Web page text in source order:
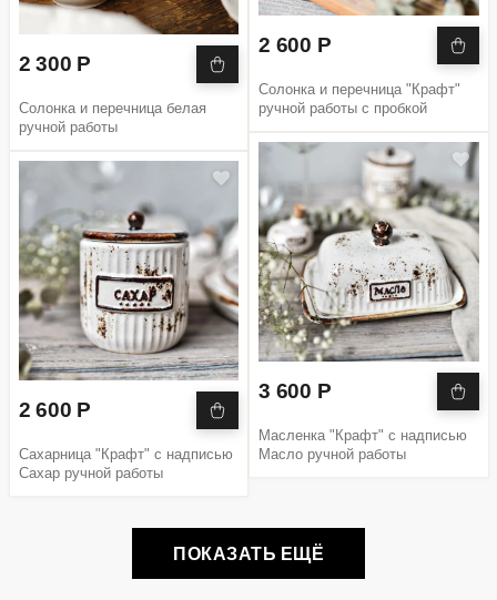
2 300 Р
Солонка и перечница белая
ручной работы
2 600 Р
Сахарница "Крафт" с надписью
Сахар ручной работы
2 600 Р
Солонка и перечница "Крафт"
ручной работы с пробкой
3 600 Р
Масленка "Крафт" с надписью
Масло ручной работы
ПОКАЗАТЬ ЕЩЁ